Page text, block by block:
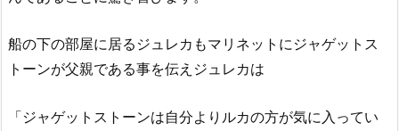
船の下の部屋に居るジュレカもマリネットにジャゲットス
トーンが父親である事を伝えジュレカは
「ジャゲットストーンは自分よりルカの方が気に入ってい